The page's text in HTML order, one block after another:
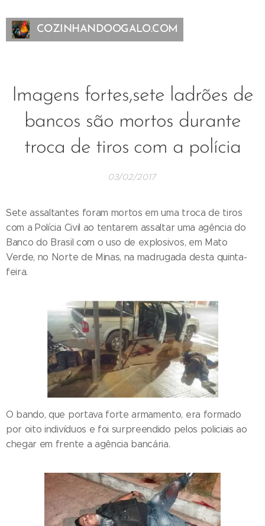
COZINHANDOOGALO.COM
Imagens fortes,sete ladrões de
bancos são mortos durante
troca de tiros com a polícia
03/02/2017
Sete assaltantes foram mortos em uma troca de tiros
com a Polícia Civil ao tentarem assaltar uma agência do
Banco do Brasil com o uso de explosivos, em Mato
Verde, no Norte de Minas, na madrugada desta quinta-
feira.
O bando, que portava forte armamento, era formado
por oito indivíduos e foi surpreendido pelos policiais ao
chegar em frente a agência bancária.